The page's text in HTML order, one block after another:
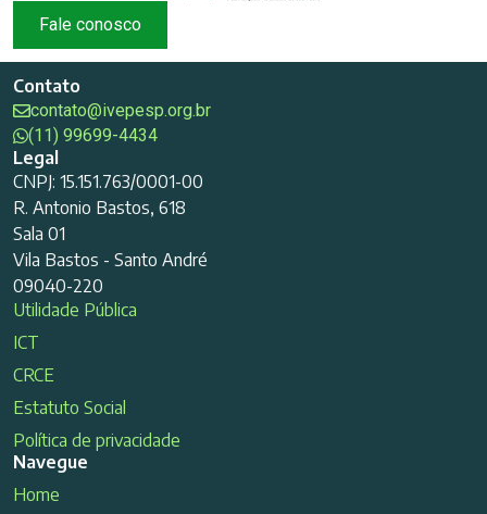
Fale conosco
Contato
contato@ivepesp.org.br
(11) 99699-4434
Legal
CNPJ: 15.151.763/0001-00
R. Antonio Bastos, 618
Sala 01
Vila Bastos - Santo André
09040-220
Utilidade Pública
ICT
CRCE
Estatuto Social
Política de privacidade
Navegue
Home